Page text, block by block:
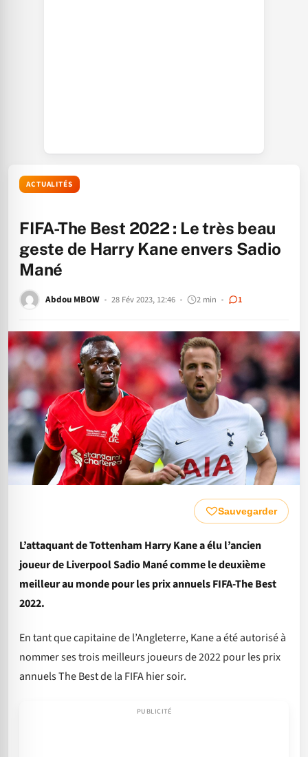
ACTUALITÉS
FIFA-The Best 2022 : Le très beau
geste de Harry Kane envers Sadio
Mané
Abdou MBOW 28 Fév 2023, 12:46 2 min 1
Sauvegarder
L’attaquant de Tottenham Harry Kane a élu l’ancien
joueur de Liverpool Sadio Mané comme le deuxième
meilleur au monde pour les prix annuels FIFA-The Best
2022.
En tant que capitaine de l’Angleterre, Kane a été autorisé à
nommer ses trois meilleurs joueurs de 2022 pour les prix
annuels The Best de la FIFA hier soir.